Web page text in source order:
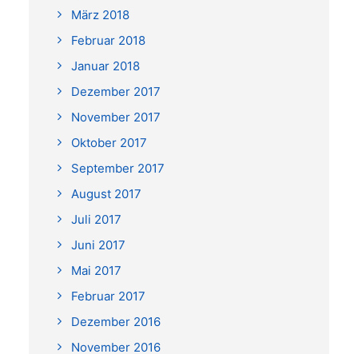
März 2018
Februar 2018
Januar 2018
Dezember 2017
November 2017
Oktober 2017
September 2017
August 2017
Juli 2017
Juni 2017
Mai 2017
Februar 2017
Dezember 2016
November 2016